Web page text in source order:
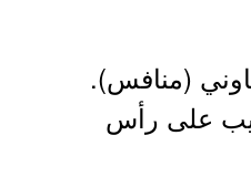
(منافس).
على رأس